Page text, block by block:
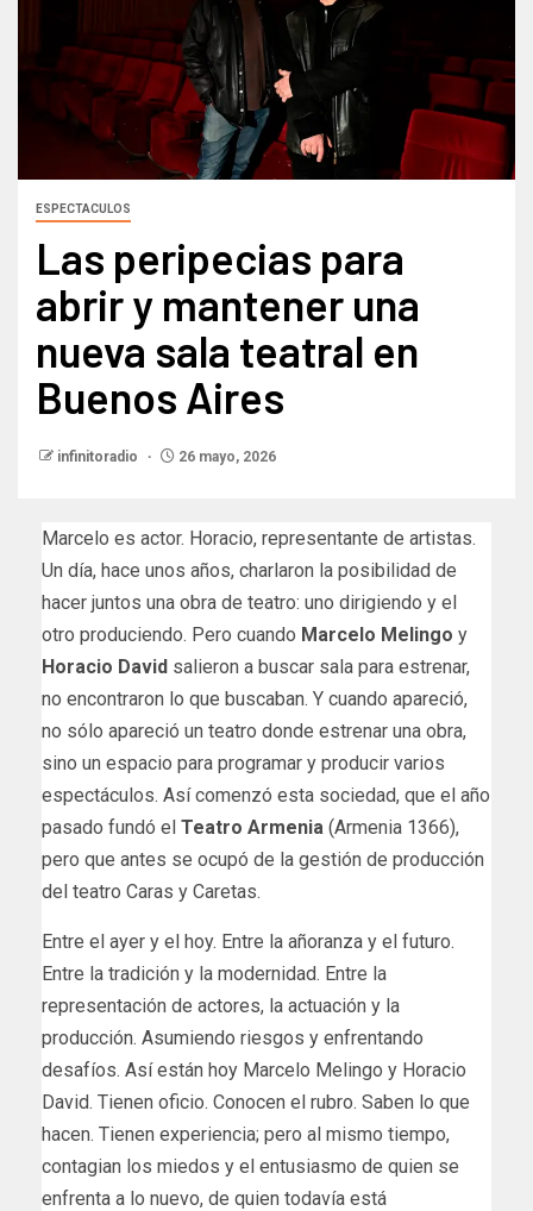
ESPECTACULOS
Las peripecias para
abrir y mantener una
nueva sala teatral en
Buenos Aires
infinitoradio 26 mayo, 2026
Marcelo es actor. Horacio, representante de artistas.
Un día, hace unos años, charlaron la posibilidad de
hacer juntos una obra de teatro: uno dirigiendo y el
otro produciendo. Pero cuando Marcelo Melingo y
Horacio David salieron a buscar sala para estrenar,
no encontraron lo que buscaban. Y cuando apareció,
no sólo apareció un teatro donde estrenar una obra,
sino un espacio para programar y producir varios
espectáculos. Así comenzó esta sociedad, que el año
pasado fundó el Teatro Armenia (Armenia 1366),
pero que antes se ocupó de la gestión de producción
del teatro Caras y Caretas.
Entre el ayer y el hoy. Entre la añoranza y el futuro.
Entre la tradición y la modernidad. Entre la
representación de actores, la actuación y la
producción. Asumiendo riesgos y enfrentando
desafíos. Así están hoy Marcelo Melingo y Horacio
David. Tienen oficio. Conocen el rubro. Saben lo que
hacen. Tienen experiencia; pero al mismo tiempo,
contagian los miedos y el entusiasmo de quien se
enfrenta a lo nuevo, de quien todavía está